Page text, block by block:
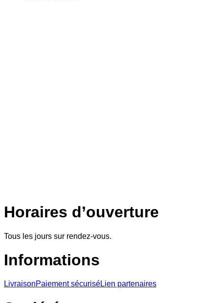
Horaires d’ouverture
Tous les jours sur rendez-vous.
Informations
LivraisonPaiement sécuriséLien partenaires